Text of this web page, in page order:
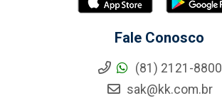
Fale Conosco
(81) 2121-8800
sak@kk.com.br